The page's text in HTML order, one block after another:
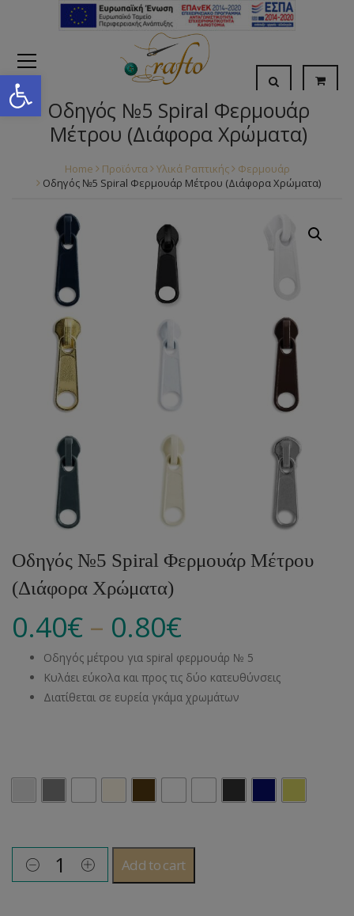
Open toolbar
Οδηγός №5 Spiral Φερμουάρ
Μέτρου (Διάφορα Χρώματα)
Home Προϊόντα Υλικά Ραπτικής
Φερμουάρ
Οδηγός №5 Spiral Φερμουάρ Μέτρου (Διάφορα Χρώματα)
Οδηγός №5 Spiral Φερμουάρ Μέτρου
(Διάφορα Χρώματα)
0.40€ – 0.80€
Οδηγός μέτρου για spiral φερμουάρ № 5
Κυλάει εύκολα και προς τις δύο κατευθύνσεις
Διατίθεται σε ευρεία γκάμα χρωμάτων
Add to cart